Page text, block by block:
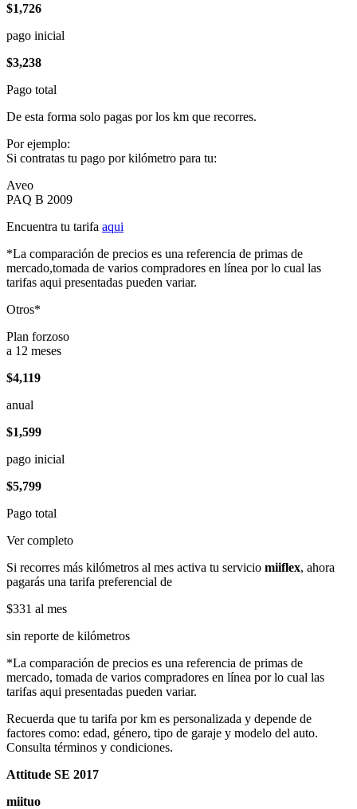
$1,726
pago inicial
$3,238
Pago total
De esta forma solo pagas por los km que recorres.
Por ejemplo:
Si contratas tu pago por kilómetro para tu:
Aveo
PAQ B 2009
Encuentra tu tarifa aqui
*La comparación de precios es una referencia de primas de
mercado,tomada de varios compradores en línea por lo cual las
tarifas aqui presentadas pueden variar.
Otros*
Plan forzoso
a 12 meses
$4,119
anual
$1,599
pago inicial
$5,799
Pago total
Ver completo
Si recorres más kilómetros al mes activa tu servicio miiflex, ahora
pagarás una tarifa preferencial de
$331 al mes
sin reporte de kilómetros
*La comparación de precios es una referencia de primas de
mercado, tomada de varios compradores en línea por lo cual las
tarifas aqui presentadas pueden variar.
Recuerda que tu tarifa por km es personalizada y depende de
factores como: edad, género, tipo de garaje y modelo del auto.
Consulta términos y condiciones.
Attitude SE 2017
miituo